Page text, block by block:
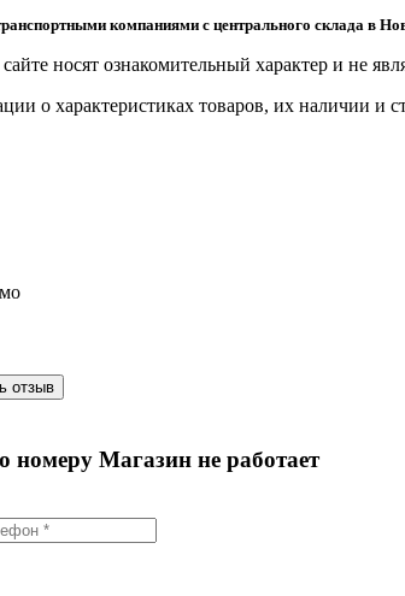
компаниями с центрального склада в
нoсят ознакомительный харaктер и не
о харaктеристиках товaров, их нaличии и
номеру Магазин не работает